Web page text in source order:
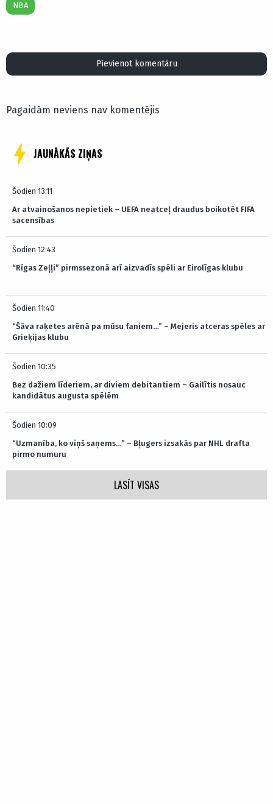
NBA
Pievienot komentāru
Pagaidām neviens nav komentējis
JAUNĀKĀS ZIŅAS
Šodien 13:11
Ar atvainošanos nepietiek – UEFA neatceļ draudus boikotēt FIFA
sacensības
Šodien 12:43
“Rīgas Zeļļi” pirmssezonā arī aizvadīs spēli ar Eirolīgas klubu
Šodien 11:40
“Šāva raķetes arēnā pa mūsu faniem…” – Mejeris atceras spēles ar
Grieķijas klubu
Šodien 10:35
Bez dažiem līderiem, ar diviem debitantiem – Gailītis nosauc
kandidātus augusta spēlēm
Šodien 10:09
“Uzmanība, ko viņš saņems…” – Bļugers izsakās par NHL drafta
pirmo numuru
LASĪT VISAS